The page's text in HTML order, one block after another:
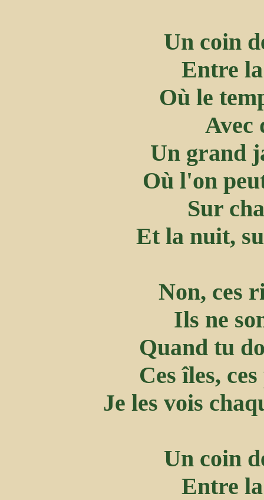
Un coin
Entre
Où le
Avec
Un grand
Où l'on
Sur
Et la nuit,
Non, ces
Ils ne
Quand tu
Ces îles,
Je les vois
Un coin
Entre